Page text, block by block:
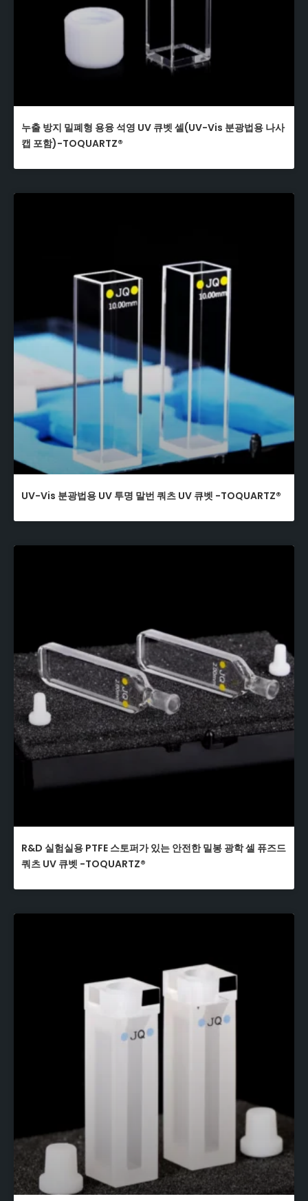
누출 방지 밀폐형 용융 석영 UV 큐벳 셀(UV-Vis 분광법용 나사
캡 포함)-TOQUARTZ®
UV-Vis 분광법용 UV 투명 말번 쿼츠 UV 큐벳 -TOQUARTZ®
R&D 실험실용 PTFE 스토퍼가 있는 안전한 밀봉 광학 셀 퓨즈드
쿼츠 UV 큐벳 -TOQUARTZ®